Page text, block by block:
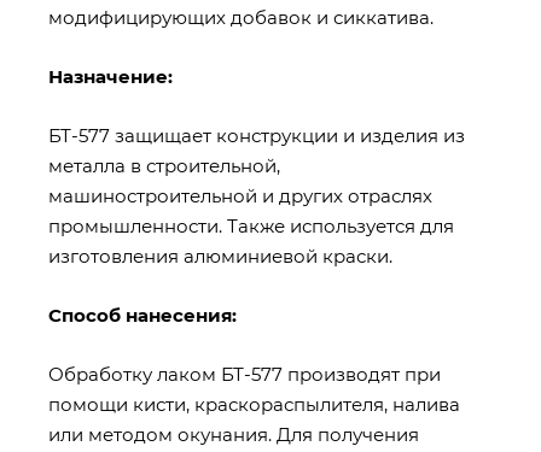
модифицирующих добавок и сиккатива.
Назначение:
БТ-577 защищает конструкции и изделия из
металла в строительной,
машиностроительной и других отраслях
промышленности. Также используется для
изготовления алюминиевой краски.
Способ нанесения:
Обработку лаком БТ-577 производят при
помощи кисти, краскораспылителя, налива
или методом окунания. Для получения